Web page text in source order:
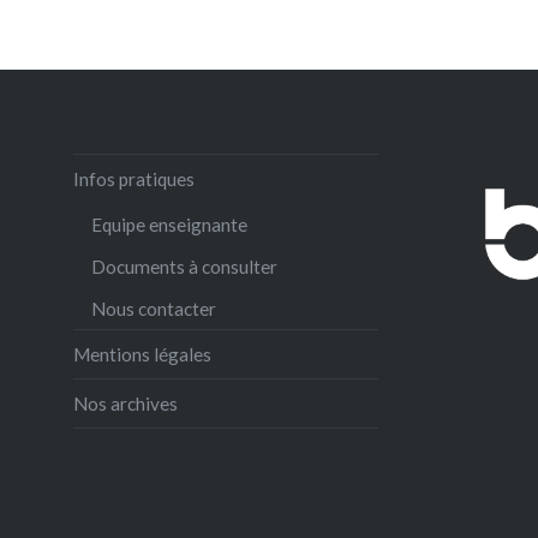
Infos pratiques
Equipe enseignante
Documents à consulter
Nous contacter
Mentions légales
Nos archives